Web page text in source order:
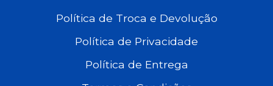
Política de Troca e Devolução
Política de Privacidade
Política de Entrega